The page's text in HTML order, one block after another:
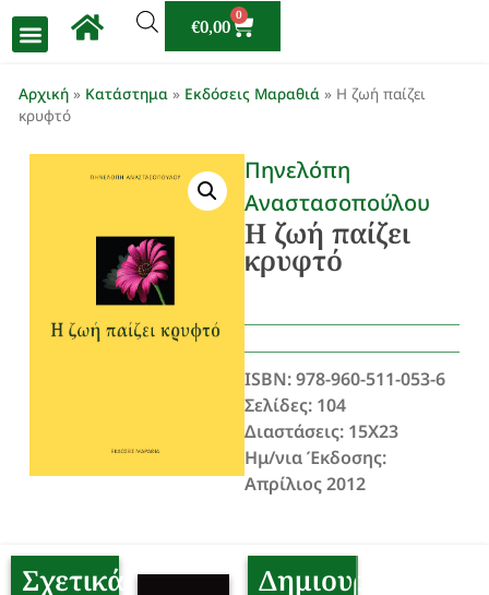
€0,00
0
Αρχική » Κατάστημα » Εκδόσεις Μαραθιά » Η ζωή παίζει
κρυφτό
Πηνελόπη
Αναστασοπούλου
Η ζωή παίζει
κρυφτό
ISBN: 978-960-511-053-6
Σελίδες: 104
Διαστάσεις: 15Χ23
Ημ/νια Έκδοσης:
Απρίλιος 2012
Σχετικά Δημιουργοί